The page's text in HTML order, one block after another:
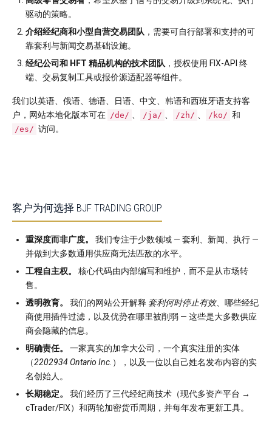
驱动的策略。
介绍经纪商和小型自营交易团队 ，需要可自行部署和支持的可
靠套利与新闻交易基础设施。
经纪公司和 HFT 精品机构的技术团队 ，授权使用 FIX-API 终
端、交易复制工具或报价源适配器等组件。
我们以英语、俄语、德语、日语、中文、韩语和西班牙语支持客
户，网站本地化版本可在 /de/ /ja/ /zh/ /ko/ 和
/es/ 访问。
客户为何选择 BJF TRADING GROUP
重深度而非广度。
我们专注于少数领域 — 套利、新闻、执行 —
并做到大多数通用供应商无法匹敌的水平。
工程自主权。
核心代码由内部编写和维护，而不是从市场转
售。
透明教育。
我们的网站公开解释 套利何时停止有效、哪些经纪
商使用插件过滤，以及优势在哪里被削弱 — 这些是大多数供应
商会隐藏的信息。
明确责任。
一家真实的加拿大公司，一个真实注册的实体
（2202934 Ontario Inc. ），以及一位以自己姓名发布内容的实
名创始人。
长期稳定。
我们经历了三代经纪商技术（现代多资产平台 →
cTrader/FIX）和两轮加密货币周期，并每年发布更新工具。